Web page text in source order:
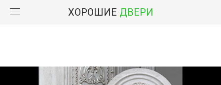
ХОРОШИЕ ДВЕРИ